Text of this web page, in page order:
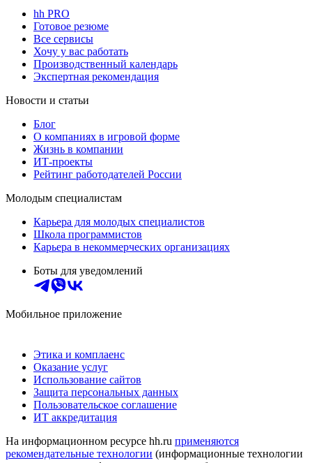
hh PRO
Готовое резюме
Все сервисы
Хочу у вас работать
Производственный календарь
Экспертная рекомендация
Новости и статьи
Блог
О компаниях в игровой форме
Жизнь в компании
ИТ-проекты
Рейтинг работодателей России
Молодым специалистам
Карьера для молодых специалистов
Школа программистов
Карьера в некоммерческих организациях
Боты для уведомлений
Мобильное приложение
Этика и комплаенс
Оказание услуг
Использование сайтов
Защита персональных данных
Пользовательское соглашение
ИТ аккредитация
На информационном ресурсе hh.ru применяются
рекомендательные технологии (информационные технологии